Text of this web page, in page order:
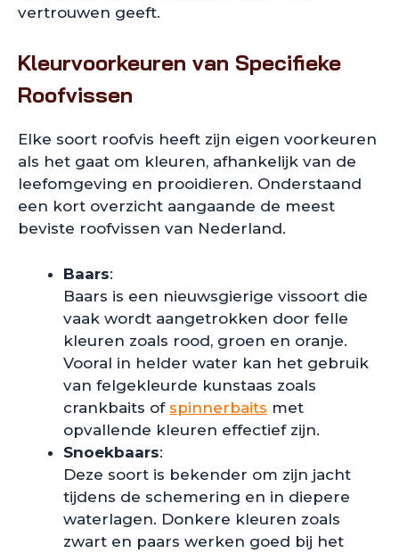
vertrouwen geeft.
Kleurvoorkeuren van Specifieke
Roofvissen
Elke soort roofvis heeft zijn eigen voorkeuren
als het gaat om kleuren, afhankelijk van de
leefomgeving en prooidieren. Onderstaand
een kort overzicht aangaande de meest
beviste roofvissen van Nederland.
Baars:
Baars is een nieuwsgierige vissoort die
vaak wordt aangetrokken door felle
kleuren zoals rood, groen en oranje.
Vooral in helder water kan het gebruik
van felgekleurde kunstaas zoals
crankbaits of spinnerbaits met
opvallende kleuren effectief zijn.
Snoekbaars:
Deze soort is bekender om zijn jacht
tijdens de schemering en in diepere
waterlagen. Donkere kleuren zoals
zwart en paars werken goed bij het